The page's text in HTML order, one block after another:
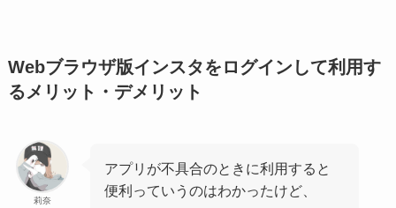
インスタでブロックされた
らどうなる？起こる全現象
インスタDMシークレット
モードの使い方！バレるこ
Webブラウザ版インスタをログインして利用す
るメリット・デメリット
莉奈
アプリが不具合のときに利用すると
便利っていうのはわかったけど、